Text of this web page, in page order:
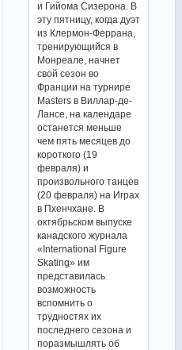
и Гийома Сизерона. В
эту пятницу, когда дуэт
из Клермон-Феррана,
тренирующийся в
Монреале, начнет
свой сезон во
Франции на турнире
Masters в Виллар-де-
Лансе, на календаре
останется меньше
чем пять месяцев до
короткого (19
февраля) и
произвольного танцев
(20 февраля) на Играх
в Пхенчхане. В
октябрьском выпуске
канадского журнала
«International Figure
Skating» им
представилась
возможность
вспомнить о
трудностях их
последнего сезона и
поразмышлять об